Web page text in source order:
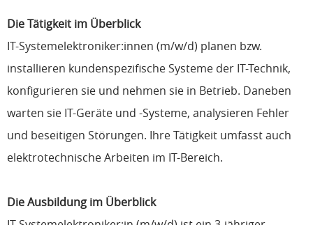
Die Tätigkeit im Überblick
IT-Systemelektroniker:innen (m/w/d) planen bzw.
installieren kundenspezifische Systeme der IT-Technik,
konfigurieren sie und nehmen sie in Betrieb. Daneben
warten sie IT-Geräte und -Systeme, analysieren Fehler
und beseitigen Störungen. Ihre Tätigkeit umfasst auch
elektrotechnische Arbeiten im IT-Bereich.
Die Ausbildung im Überblick